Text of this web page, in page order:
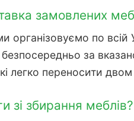
замовлених
організовуємо по всій
за
легко переносити
зі збирання